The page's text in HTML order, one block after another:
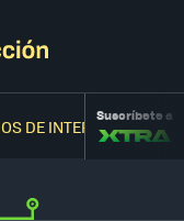
DE INTERNETSuscríbete a